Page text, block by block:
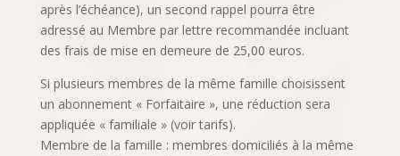
après l’échéance), un second rappel pourra être
adressé au Membre par lettre recommandée incluant
des frais de mise en demeure de 25,00 euros.
Si plusieurs membres de la même famille choisissent
un abonnement « Forfaitaire », une réduction sera
appliquée « familiale » (voir tarifs).
Membre de la famille : membres domiciliés à la même